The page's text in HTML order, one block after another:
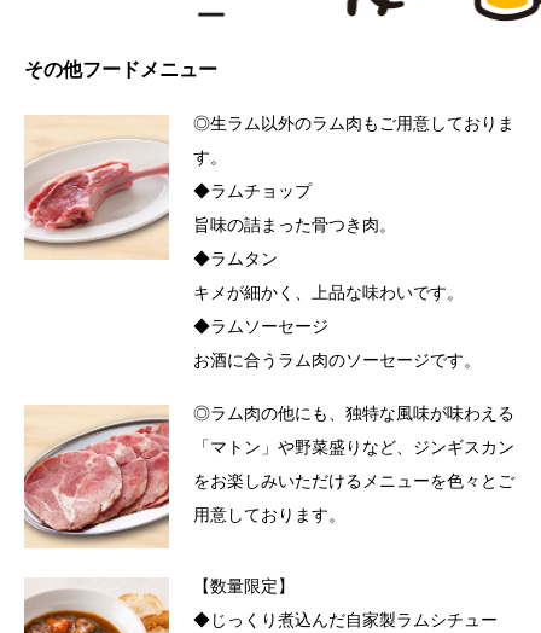
その他フードメニュー
◎生ラム以外のラム肉もご用意しておりま
す。
◆ラムチョップ
旨味の詰まった骨つき肉。
◆ラムタン
キメが細かく、上品な味わいです。
◆ラムソーセージ
お酒に合うラム肉のソーセージです。
◎ラム肉の他にも、独特な風味が味わえる
「マトン」や野菜盛りなど、ジンギスカン
をお楽しみいただけるメニューを色々とご
用意しております。
【数量限定】
◆じっくり煮込んだ自家製ラムシチュー